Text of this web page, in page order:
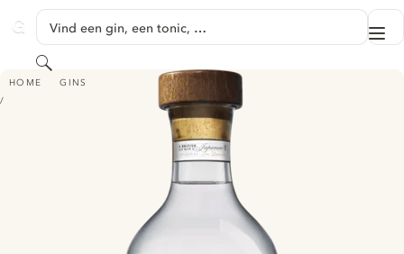
GINVENTORY
Vind een gin, een tonic, …
Zoeken
HOME GINS
JINZU GIN